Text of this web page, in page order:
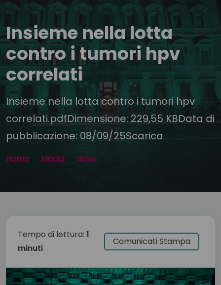
Insieme nella lotta
contro i tumori hpv
correlati
Insieme nella lotta contro i tumori hpv
correlati.pdfDimensione: 229,55 KBData di
pubblicazione: 08/09/25Scarica
Home Media
News
Tempo di lettura: 1
minuti
Comunicati Stampa